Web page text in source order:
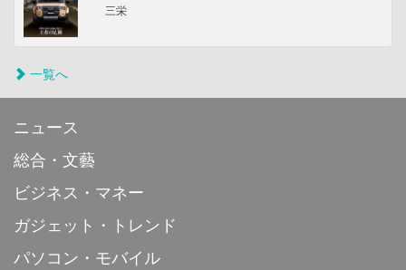
三栄
一覧へ
ニュース
総合・文藝
ビジネス・マネー
ガジェット・トレンド
パソコン・モバイル